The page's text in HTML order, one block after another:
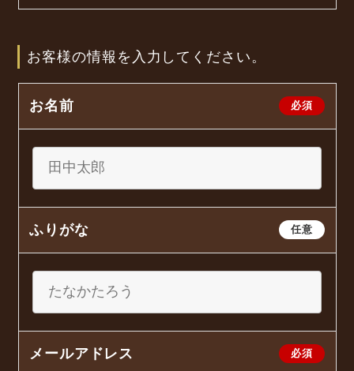
お客様の情報を入力してください。
必須
お名前
任意
ふりがな
必須
メールアドレス